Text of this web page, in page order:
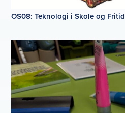
OS08: Teknologi i Skole og Fritid